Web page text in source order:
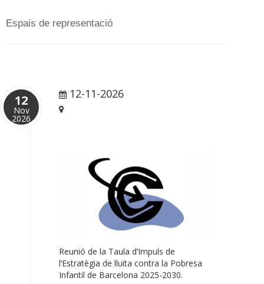
Espais de representació
12
Nov
2026
12-11-2026
Reunió de la Taula d’Impuls de
l’Estratègia de lluita contra la Pobresa
Infantil de Barcelona 2025-2030.